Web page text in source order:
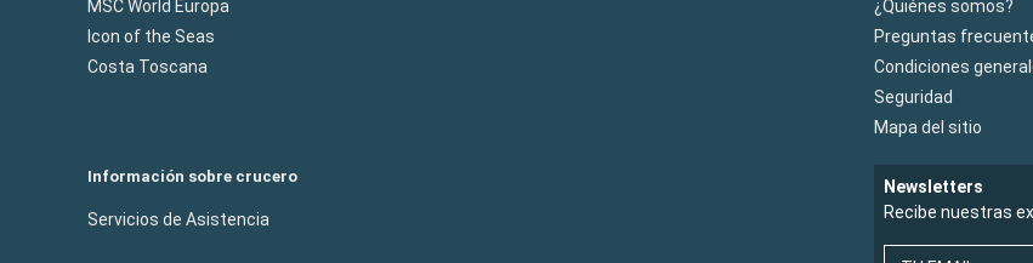
MSC World Europa
Icon of the Seas
Costa Toscana
¿Quiénes somos?
Preguntas
Condiciones
Seguridad
Mapa del sitio
Información sobre crucero
Servicios de Asistencia
Newsletters
Recibe nuestras